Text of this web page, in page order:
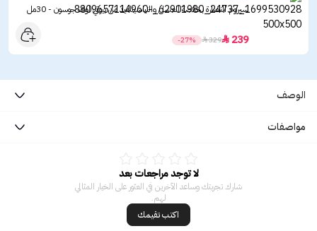
سيروم النضارة بخلاصة العسل والنياسيناميد من بيوتي اوف جوسون - 30مل
239

329

-27%
الوصف
مواصفات
لا توجد مراجعات بعد
شارك تجربتك وساعد الآخرين في العثور على الخيار المثالي
لهم.
اكتب تقيمك